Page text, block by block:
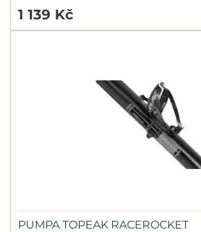
1 139 Kč
PUMPA TOPEAK RACEROCKET